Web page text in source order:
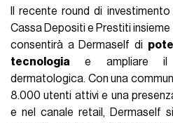
Il recente round di
Cassa Depositi e Prestiti insieme
consentirà a Dermaself di
tecnologia e ampliare il
dermatologica. Con una
8.000 utenti attivi e una
e nel canale retail, Dermaself